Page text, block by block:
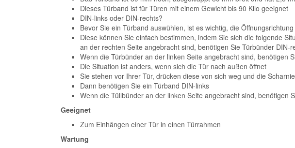
Dieses Türband ist für Türen mit einem Gewicht bis 90 Kilo geeignet
DIN-links oder DIN-rechts?
Bevor Sie ein Türband auswühlen, ist es wichtig, die
Diese können Sie einfach bestimmen, indem Sie sich die folgende
an der rechten Seite angebracht sind, benötigen Sie Türbünder DIN-
Wenn die Türbünder an der linken Seite angebracht sind, benötigen
Die Situation ist anders, wenn sich die Tür nach außen öffnet
Sie stehen vor Ihrer Tür, drücken diese von sich weg und die
Dann benötigen Sie ein Türband DIN-links
Wenn die Tüllbünder an der linken Seite angebracht sind, benötigen
Geeignet
Zum Einhängen einer Tür in einen Türrahmen
Wartung